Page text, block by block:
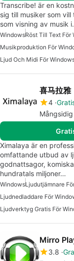
Transcribe! är en
sig till musiker som
som visning av musik
WindowsRöst Till Text För
Musikproduktion För
Ljud Och Midi För
喜马拉雅
4
Ximalaya är en
omfattande utbud av
godnattsagor,
hundratals miljoner…
WindowsLjudutjämnare
Ljudnedladdare För
Ljudverktyg Gratis För
Mirro
3.8